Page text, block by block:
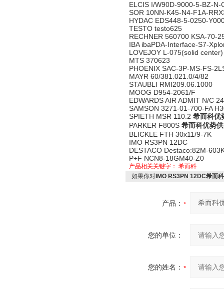
ELCIS I/W90D-9000-5-BZ-
SOR 10NN-K45-N4-F1A-
HYDAC EDS448-5-0250-
TESTO testo625
RECHNER 560700 KSA-70-
IBA ibaPDA-Interface-S7-
LOVEJOY L-075(solid
MTS 370623
PHOENIX SAC-3P-MS-FS-
MAYR 60/381.021.0/4/82
STAUBLI RMI209.06.1000
MOOG D954-2061/F
EDWARDS AIR ADMIT N/C
SAMSON 3271-01-700-FA
SPIETH MSR 110.2 希而科优
PARKER F800S 希而科优势
BLICKLE FTH 30x11/9-7K
IMO RS3PN 12DC
DESTACO Destaco:82M-
P+F NCN8-18GM40-Z0
产品相关关键字： 希而科
如果你对IMO RS3PN 12DC希而
产品：
您的单位：
您的姓名：